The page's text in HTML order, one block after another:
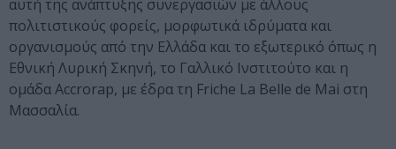
αυτή της ανάπτυξης συνεργασιών με άλλους
πολιτιστικούς φορείς, μορφωτικά ιδρύματα και
οργανισμούς από την Ελλάδα και το εξωτερικό όπως η
Εθνική Λυρική Σκηνή, το Γαλλικό Ινστιτούτο και η
ομάδα Accrorap, με έδρα τη Friche La Belle de Mai στη
Μασσαλία.